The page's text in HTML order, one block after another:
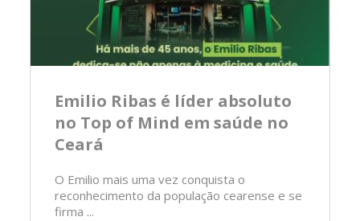
Emilio Ribas é líder absoluto
no Top of Mind em saúde no
Ceará
O Emilio mais uma vez conquista o
reconhecimento da população cearense e se
firma ...